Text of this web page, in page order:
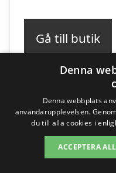
var:
kr. 709,00.
Gå till butik
-
Denna
Denna webbplats
användarupplevelsen.
du till alla cookies i
ACCEPTERA